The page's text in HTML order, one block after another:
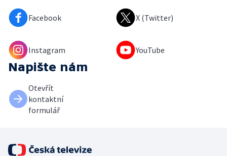
Facebook X (Twitter)
Instagram YouTube
Napište nám
Otevřít
kontaktní
formulář